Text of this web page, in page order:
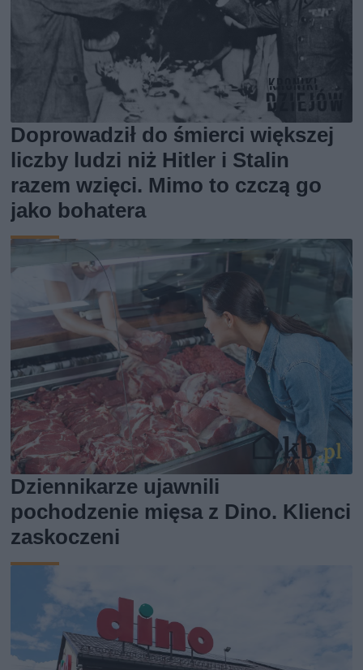
Doprowadził do śmierci większej
liczby ludzi niż Hitler i Stalin
razem wzięci. Mimo to czczą go
jako bohatera
Dziennikarze ujawnili
pochodzenie mięsa z Dino. Klienci
zaskoczeni